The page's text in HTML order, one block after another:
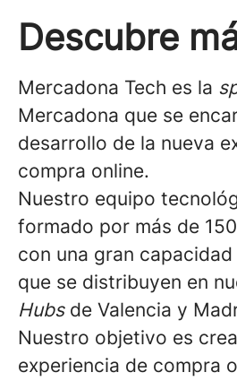
Descubre
Mercadona Tech es la
Mercadona que se
desarrollo de la nueva
compra online.
Nuestro equipo
formado por más de
con una gran
que se distribuyen en
Hubsde Valencia y
Nuestro objetivo es
experiencia de compra